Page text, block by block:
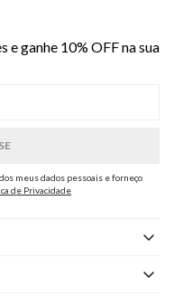
ganhe 10% OFF na sua
meus dados pessoais e forneço
de Privacidade